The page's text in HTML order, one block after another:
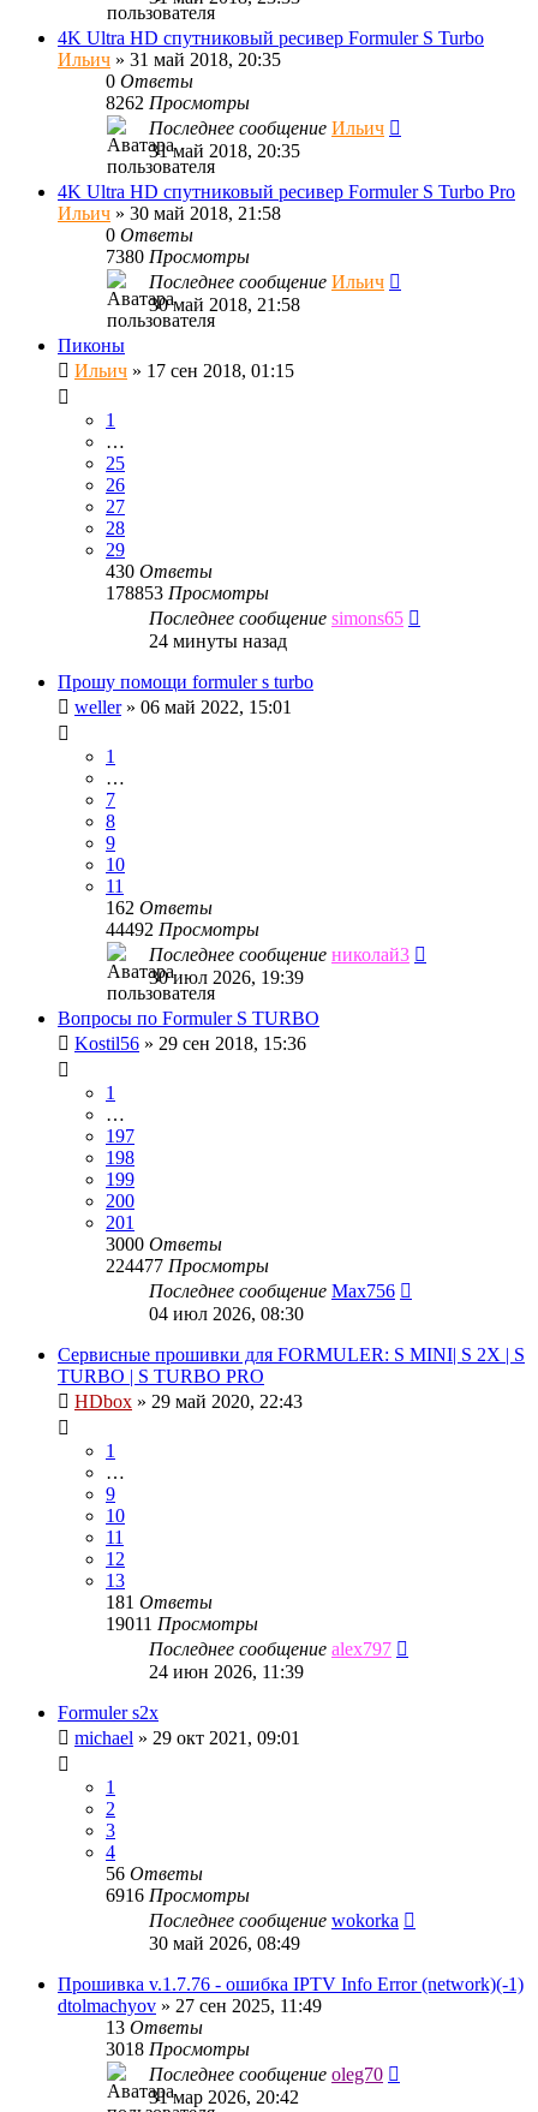
4K Ultra HD спутниковый ресивер Formuler S Turbo
Ильич » 31 май 2018, 20:35
0 Ответы
8262 Просмотры
Последнее сообщение Ильич
31 май 2018, 20:35
4K Ultra HD спутниковый ресивер Formuler S Turbo Pro
Ильич » 30 май 2018, 21:58
0 Ответы
7380 Просмотры
Последнее сообщение Ильич
30 май 2018, 21:58
Пиконы
Ильич » 17 сен 2018, 01:15
1
…
25
26
27
28
29
430 Ответы
178853 Просмотры
Последнее сообщение simons65
24 минуты назад
Прошу помощи formuler s turbo
weller» 06 май 2022, 15:01
1
…
7
8
9
10
11
162 Ответы
44492 Просмотры
Последнее сообщение николай3
30 июл 2026, 19:39
Вопросы по Formuler S TURBO
Kostil56 » 29 сен 2018, 15:36
1
…
197
198
199
200
201
3000 Ответы
224477 Просмотры
Последнее сообщение Max756
04 июл 2026, 08:30
Сервисные прошивки для FORMULER: S MINI| S 2X | S
TURBO | S TURBO PRO
HDbox » 29 май 2020, 22:43
1
…
9
10
11
12
13
181 Ответы
19011 Просмотры
Последнее сообщение alex797
24 июн 2026, 11:39
Formuler s2x
michael » 29 окт 2021, 09:01
1
2
3
4
56 Ответы
6916 Просмотры
Последнее сообщение wokorka
30 май 2026, 08:49
Прошивка v.1.7.76 - ошибка IPTV Info Error (network)(-1)
dtolmachyov » 27 сен 2025, 11:49
13 Ответы
3018 Просмотры
Последнее сообщение oleg70
31 мар 2026, 20:42